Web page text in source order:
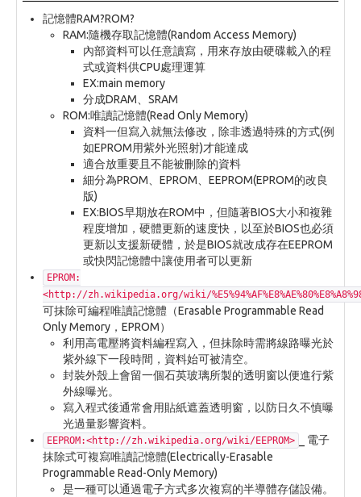
記憶體RAM?ROM?
RAM:隨機存取記憶體(Random Access Memory)
內部資料可以任意讀寫，用來存放由硬碟載入的程
式或資料供CPU處理運算
EX:main memory
分成DRAM、SRAM
ROM:唯讀記憶體(Read Only Memory)
資料一但寫入就無法修改，除非透過特殊的方式(例
如EPROM用紫外光照射)才能達成
適合放重要且不能被刪除的資料
細分為PROM、EPROM、EEPROM(EPROM的改良
版)
EX:BIOS早期放在ROM中，但隨著BIOS大小和複雜
程度增加，硬體更新的速度快，以至於BIOS也必須
更新以支援新硬體，於是BIOS就改成存在EEPROM
或快閃記憶體中讓使用者可以更新
EPROM:
<http://zh.wikipedia.org/wiki/
可抹除可編程唯讀記憶體（Erasable Programmable Read
Only Memory，EPROM）
利用高電壓將資料編程寫入，但抹除時需將線路曝光於
紫外線下一段時間，資料始可被清空。
封裝外殼上會留一個石英玻璃所製的透明窗以便進行紫
外線曝光。
寫入程式後通常會用貼紙遮蓋透明窗，以防日久不慎曝
光過量影響資料。
EEPROM:<http://zh.wikipedia.org/wiki/EEPROM>
_ 電子
抹除式可複寫唯讀記憶體(Electrically-Erasable
Programmable Read-Only Memory)
是一種可以通過電子方式多次複寫的半導體存儲設備。